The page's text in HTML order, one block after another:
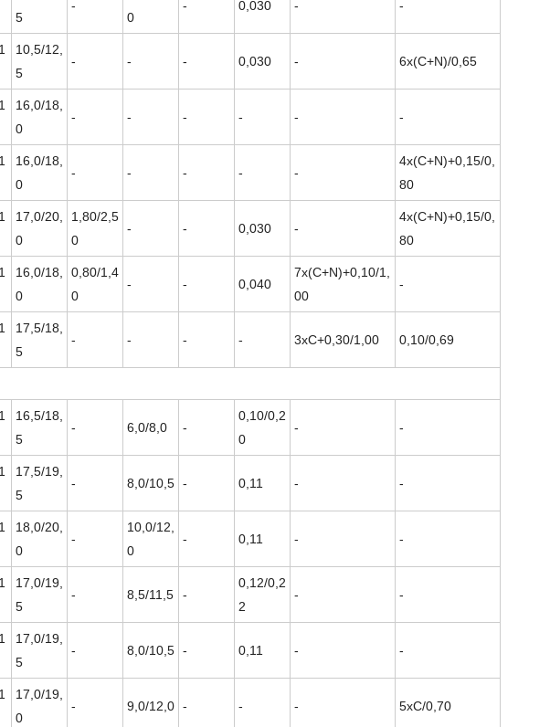
5
-
0
- 0,030 - -
10,5/12,
5
- - - 0,030 - 6x(С+N)/0,65
16,0/18,
0
- - - - - -
16,0/18,
0
- - - - -
4x(С+N)+0,15/0,
80
17,0/20,
0
1,80/2,5
0
- - 0,030 -
4x(С+N)+0,15/0,
80
16,0/18,
0
0,80/1,4
0
- - 0,040
7x(C+N)+0,10/1,
00
-
17,5/18,
5
- - - - 3xC+0,30/1,00 0,10/0,69
16,5/18,
5
- 6,0/8,0 -
0,10/0,2
0
- -
17,5/19,
5
- 8,0/10,5 - 0,11 - -
18,0/20,
0
-
10,0/12,
0
- 0,11 - -
17,0/19,
5
- 8,5/11,5 -
0,12/0,2
2
- -
17,0/19,
5
- 8,0/10,5 - 0,11 - -
17,0/19,
0
- 9,0/12,0 - - - 5xC/0,70